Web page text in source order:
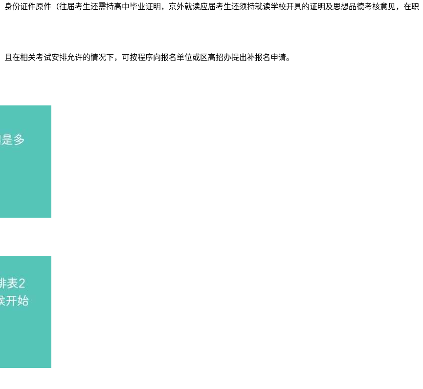
份证件原件（往届考生还需持高中毕业证明，京外就读应届考生还须持就读学校开具的证明及思想品德考核意见，在职
在相关考试安排允许的情况下，可按程序向报名单位或区高招办提出补报名申请。
栏目，选择左侧“网上报名”入口，在报名系统中填写基本信息并设置登录密码。‌‌